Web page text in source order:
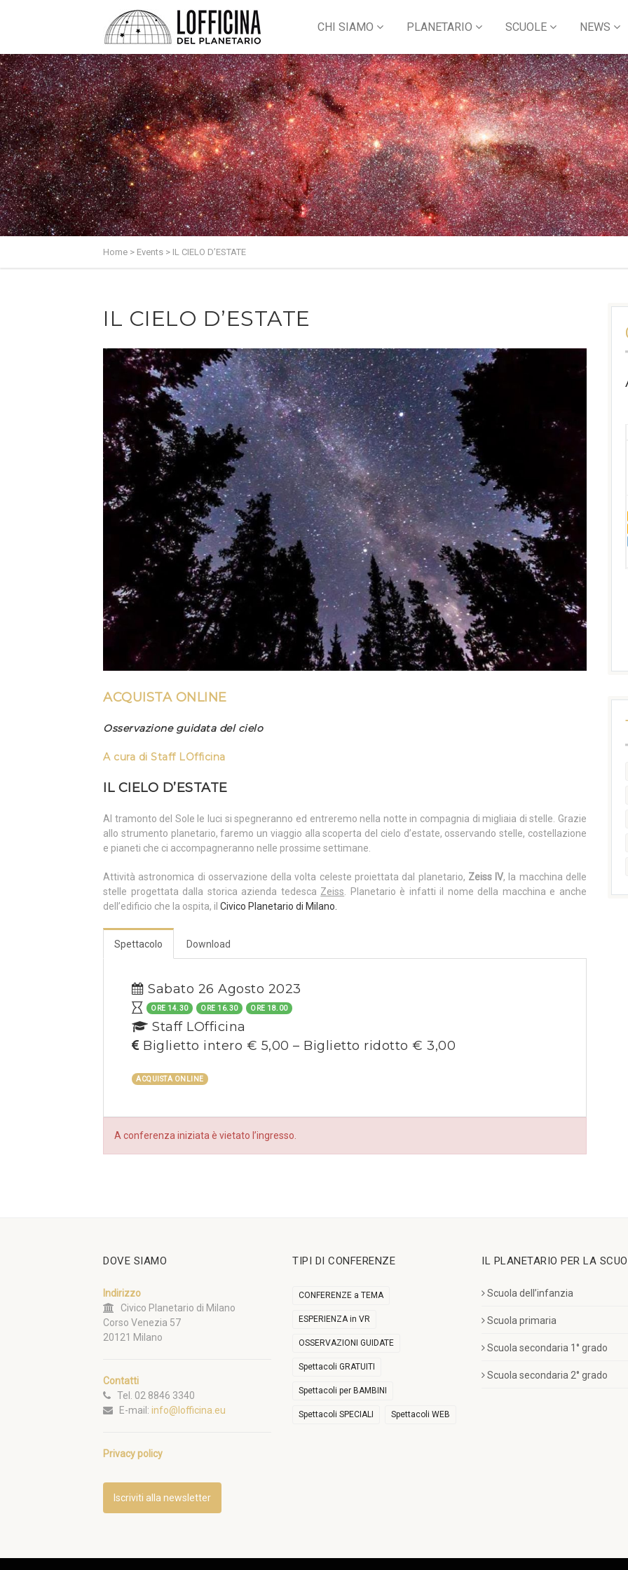
CHI SIAMO PLANETARIO SCUOLE NEWS
Home > Events > IL CIELO D’ESTATE
IL CIELO D’ESTATE
ACQUISTA ONLINE
Osservazione guidata del cielo
A cura di Staff LOfficina
IL CIELO D’ESTATE
Al tramonto del Sole le luci si spegneranno ed entreremo nella notte in compagnia di migliaia di stelle. Grazie
allo strumento planetario, faremo un viaggio alla scoperta del cielo d’estate, osservando stelle, costellazione
e pianeti che ci accompagneranno nelle prossime settimane.
Attività astronomica di osservazione della volta celeste proiettata dal planetario, Zeiss IV, la macchina delle
stelle progettata dalla storica azienda tedesca Zeiss . Planetario è infatti il nome della macchina e anche
dell’edificio che la ospita, il Civico Planetario di Milano.
Spettacolo Download
Sabato 26 Agosto 2023
ORE 14.30 ORE 16.30 ORE 18.00
Staff LOfficina
Biglietto intero € 5,00 – Biglietto ridotto € 3,00
ACQUISTA ONLINE
A conferenza iniziata è vietato l’ingresso.
DOVE SIAMO
Indirizzo
Civico Planetario di Milano
Corso Venezia 57
20121 Milano
Contatti
Tel. 02 8846 3340
E-mail: info@lofficina.eu
Privacy policy
Iscriviti alla newsletter
TIPI DI CONFERENZE
CONFERENZE a TEMA
ESPERIENZA in VR
OSSERVAZIONI GUIDATE
Spettacoli GRATUITI
Spettacoli per BAMBINI
Spettacoli SPECIALI Spettacoli WEB
IL PLANETARIO PER LA
Scuola dell’infanzia
Scuola primaria
Scuola secondaria 1° grado
Scuola secondaria 2° grado